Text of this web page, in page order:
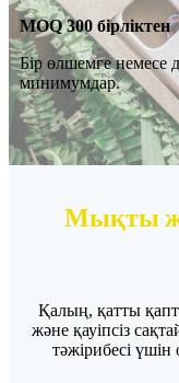
MOQ 300 бірліктен
Бір өлшемге немесе
минимумдар.
Мықты
Қалың, қатты
және қауіпсіз
тәжірибесі үшін